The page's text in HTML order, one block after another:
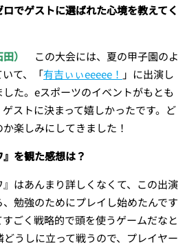
でゲストに選ばれた心境を教えてく
）
この大会には、夏の甲子園のよ
て、「有吉ぃぃeeeee！ 」に出演し
た。eスポーツのイベントがもとも
ストに決まって嬉しかったです。ど
楽しみにしてきました！
を観た感想は？
はあんまり詳しくなくて、この出演
勉強のためにプレイし始めたんです
ごく戦略的で頭を使うゲームだなと
うしに立って戦うので、プレイヤー